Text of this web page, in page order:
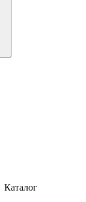
Каталог